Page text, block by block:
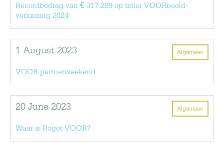
Recordbedrag van € 317.209 op teller VOORbeeld-
verkiezing 2024
Algemeen
1 August 2023
VOOR partnerweekend
Algemeen
20 June 2023
Waar is Roger VOOR?